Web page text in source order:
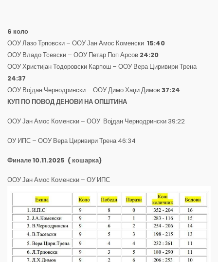
6 коло
ООУ Лазо Трповски – ООУ Јан Амос Коменски 15:40
ООУ Владо Тсевски – ООУ Петар Поп Арсов 24:20
ООУ Христијан Тодоровски Карпош – ООУ Вера Циривири Трена
24:37
ООУ Војдан Чернодрински – ООУ Димо Хаџи Димов37:24
КУП ПО ПОВОД ДЕНОВИ НА ОПШТИНА
ООУ Јан Амос Коменски – ООУ Војдан Чернодрински 39:22
ОУ ИПС – ООУ Вера Циривири Трена 46:34
Финале 10.11.2025 ( кошарка)
ООУ Јан Амос Коменски – ОУ ИПС